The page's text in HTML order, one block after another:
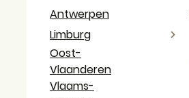
Antwerpen
Limburg
Oost-
Vlaanderen
Vlaams-